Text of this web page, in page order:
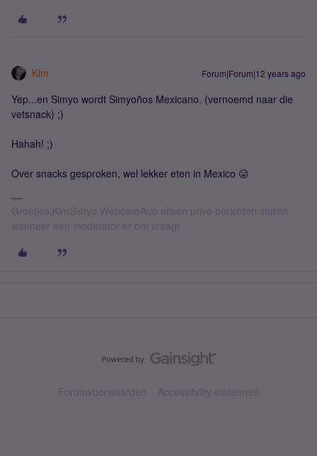
Kim Forum|Forum|12 years ago
Yep...en Simyo wordt Simyoños Mexicano. (vernoemd naar die
vetsnack) ;)
Hahah! ;)
Over snacks gesproken, wel lekker eten in Mexico 😛
Groetjes,KimSimyo WebcareAub alleen privé berichten sturen
wanneer een moderator er om vraagt
Forumvoorwaarden Accessibility statement